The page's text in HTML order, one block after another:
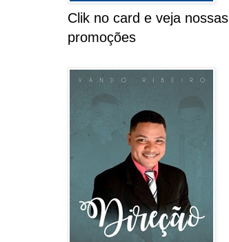
Clik no card e veja nossas
promoções